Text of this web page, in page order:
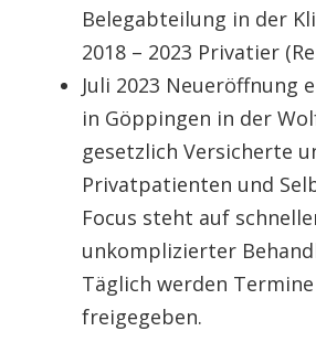
Belegabteilung in der
2018 – 2023 Privatier
Juli 2023 Neueröffnung
in Göppingen in der
gesetzlich Versicherte
Privatpatienten und
Focus steht auf
unkomplizierter
Täglich werden
freigegeben.